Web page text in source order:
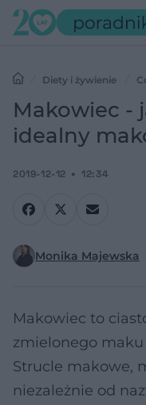
Diety i żywienie
idealny makowiec?
Makowiec -
idealny
2019-12-12 12:34
Monika Majewska
Makowiec to
zmielonego
Strucle makowe,
niezależnie od